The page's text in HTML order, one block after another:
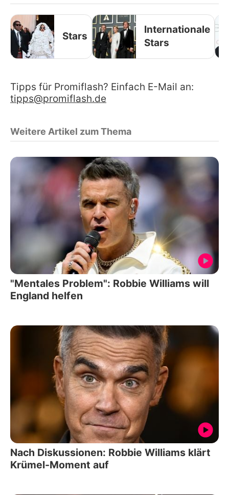
Stars
Internationale
Stars
Tipps für Promiflash? Einfach E-Mail an:
tipps@promiflash.de
Weitere Artikel zum Thema
"Mentales Problem": Robbie Williams will
England helfen
Nach Diskussionen: Robbie Williams klärt
Krümel-Moment auf